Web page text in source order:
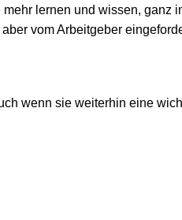
lernen und wissen, ganz
vom Arbeitgeber
wenn sie weiterhin eine